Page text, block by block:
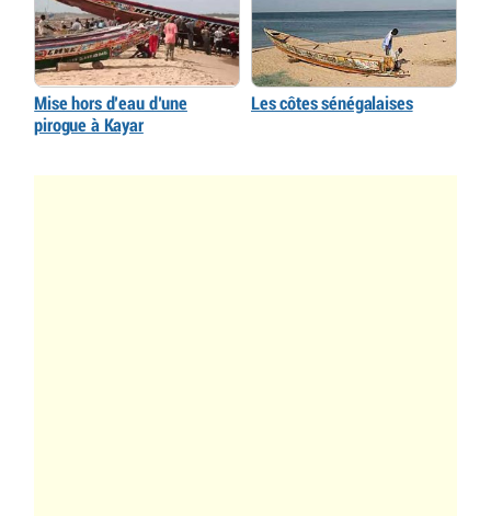
Mise hors d’eau d’une
pirogue à Kayar
Les côtes sénégalaises